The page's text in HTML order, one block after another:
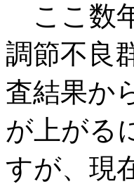
ここ数
調節不良
査結果か
が上がる
すが、現